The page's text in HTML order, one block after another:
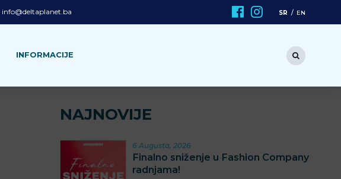
info@deltaplanet.ba SR EN
INFORMACIJE
NAJNOVIJE
6 Augusta, 2026
Finalno sniženje u Fashion Company
radnjama!